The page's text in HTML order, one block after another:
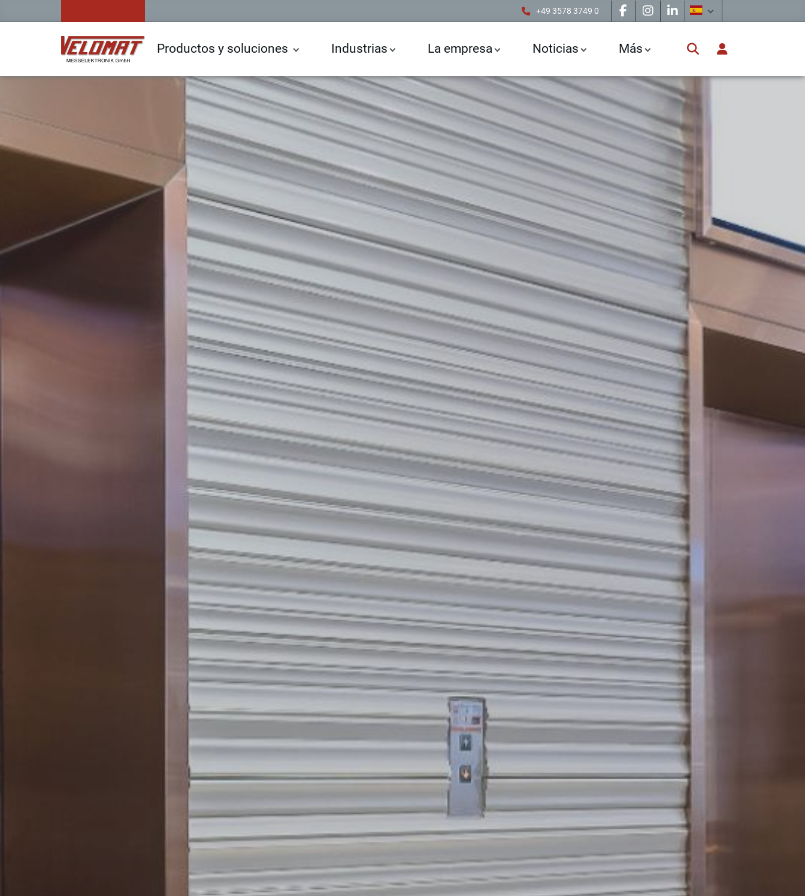
+49 3578 3749 0
Productos y soluciones Industrias La empresa Noticias Más